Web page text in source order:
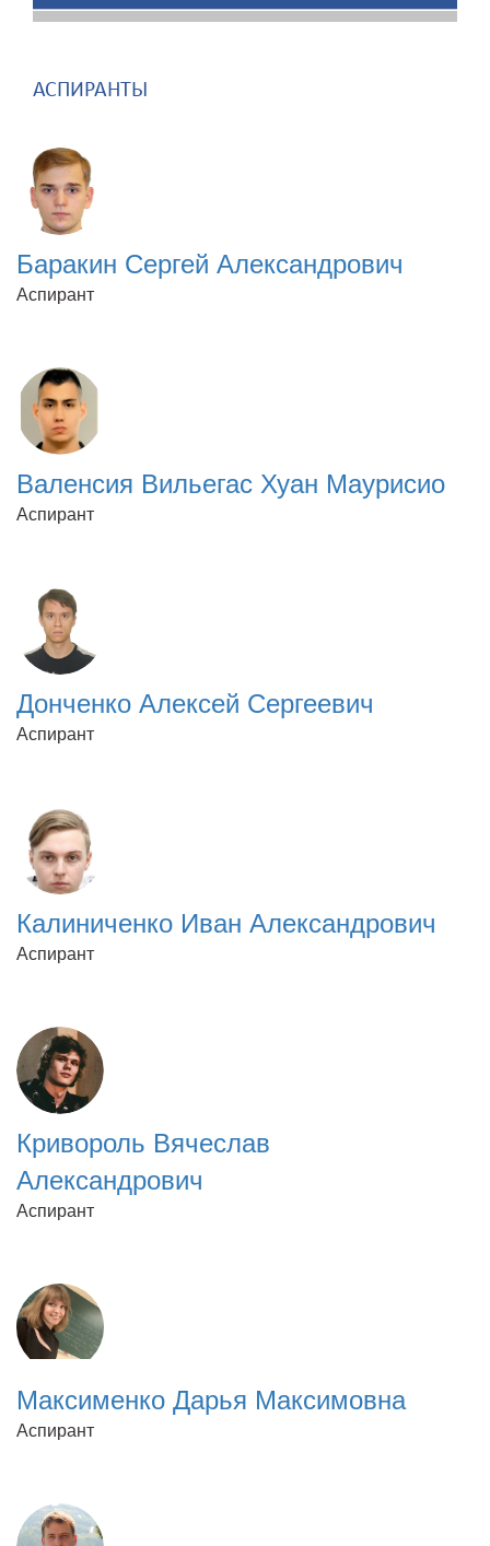
АСПИРАНТЫ
Баракин Сергей Александрович
Аспирант
Валенсия Вильегас Хуан Маурисио
Аспирант
Донченко Алексей Сергеевич
Аспирант
Калиниченко Иван Александрович
Аспирант
Кривороль Вячеслав
Александрович
Аспирант
Максименко Дарья Максимовна
Аспирант